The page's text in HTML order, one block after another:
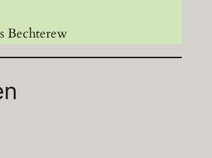
Bechterew